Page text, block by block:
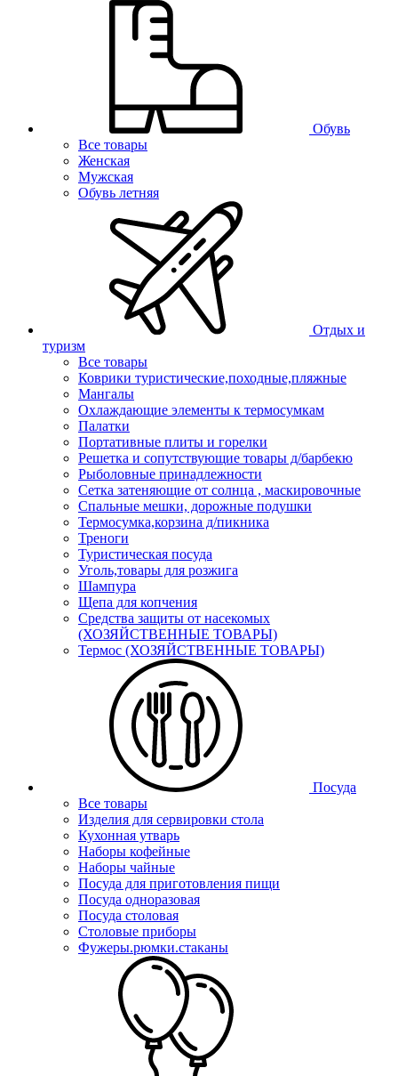
Обувь
Все товары
Женская
Мужская
Обувь летняя
Отдых и
туризм
Все товары
Коврики туристические,походные,пляжные
Мангалы
Охлаждающие элементы к термосумкам
Палатки
Портативные плиты и горелки
Решетка и сопутствующие товары д/барбекю
Рыболовные принадлежности
Сетка затеняющие от солнца , маскировочные
Спальные мешки, дорожные подушки
Термосумка,корзина д/пикника
Треноги
Туристическая посуда
Уголь,товары для розжига
Шампура
Щепа для копчения
Средства защиты от насекомых
(ХОЗЯЙСТВЕННЫЕ ТОВАРЫ)
Термос (ХОЗЯЙСТВЕННЫЕ ТОВАРЫ)
Посуда
Все товары
Изделия для сервировки стола
Кухонная утварь
Наборы кофейные
Наборы чайные
Посуда для приготовления пищи
Посуда одноразовая
Посуда столовая
Столовые приборы
Фужеры.рюмки.стаканы